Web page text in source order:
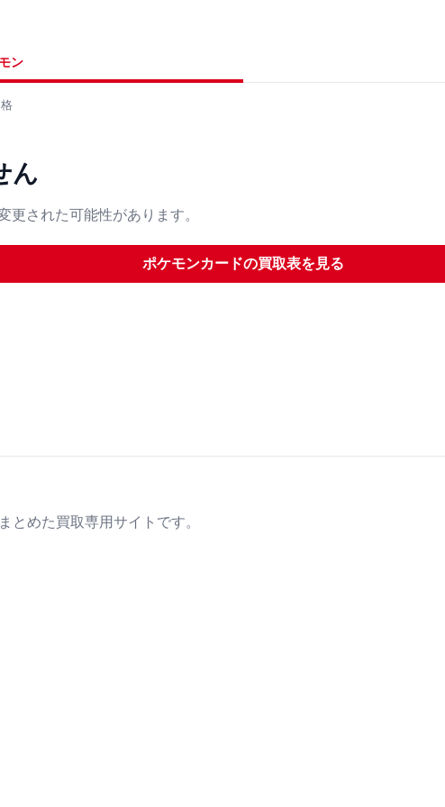
ン
ん
された可能性があります。
ポケモンカードの買取表を見る
とめた買取専用サイトです。